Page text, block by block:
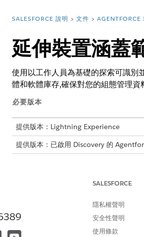
錄 您位於此處：
SALESFORCE 說明 文件 AGENTFORCE
延伸裝置涵蓋
使用以工作人員為基礎的探索可識別
體和軟體庫存,確保對您的組態管理資
必要版本
提供版本：Lightning Experience
提供版本：已啟用 Discovery 的
工作人員會將收集的資料傳送至
杖來執行安全的資料交換,並正確對
SALESFORCE
隱私權聲明
安全性聲明
使用條款